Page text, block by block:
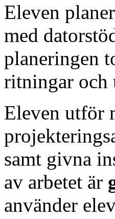
Eleven
med
planeringen
ritningar och
Eleven utför
samt givna
av arbetet är
använder